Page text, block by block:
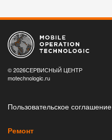
© 2026СЕРВИСНЫЙ ЦЕНТР
motechnologic.ru
Пользовательское соглашение
Ремонт